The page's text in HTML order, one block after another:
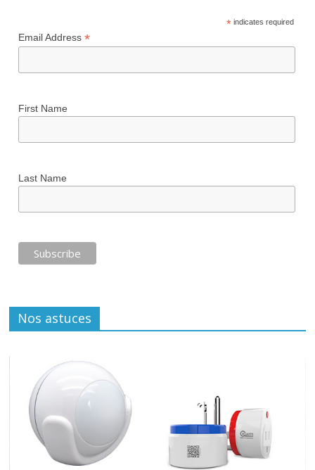
* indicates required
Email Address*
First Name
Last Name
Nos astuces